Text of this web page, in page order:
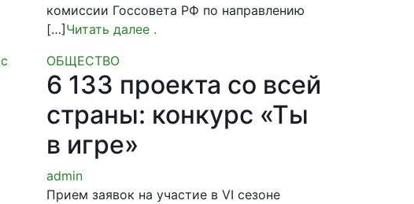
комиссии Госсовета РФ по направлению
[…]Читать далее .
ОБЩЕСТВО
6 133 проекта со всей
страны: конкурс «Ты
в игре»
admin
Прием заявок на участие в VI сезоне